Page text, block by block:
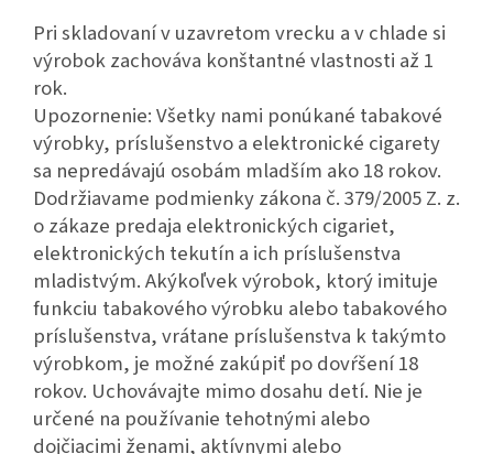
Pri skladovaní v uzavretom vrecku a v chlade si
výrobok zachováva konštantné vlastnosti až 1
rok.
Upozornenie: Všetky nami ponúkané tabakové
výrobky, príslušenstvo a elektronické cigarety
sa nepredávajú osobám mladším ako 18 rokov.
Dodržiavame podmienky zákona č. 379/2005 Z. z.
o zákaze predaja elektronických cigariet,
elektronických tekutín a ich príslušenstva
mladistvým. Akýkoľvek výrobok, ktorý imituje
funkciu tabakového výrobku alebo tabakového
príslušenstva, vrátane príslušenstva k takýmto
výrobkom, je možné zakúpiť po dovŕšení 18
rokov. Uchovávajte mimo dosahu detí. Nie je
určené na používanie tehotnými alebo
dojčiacimi ženami, aktívnymi alebo